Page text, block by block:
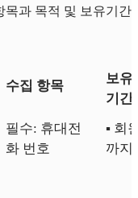
과 목적 및 보유기간
수집 항목
보유
기간
필수: 휴대전
화 번호
▪︎ 회
까지